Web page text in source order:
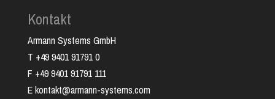
Kontakt
Armann Systems GmbH
T +49 9401 91791 0
F +49 9401 91791 111
E kontakt@armann-systems.com